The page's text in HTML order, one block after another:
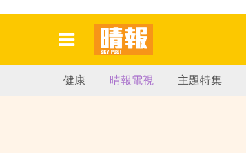
健康 晴報電視 主題特集